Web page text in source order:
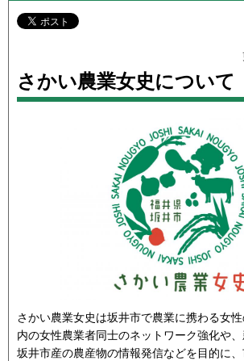
さかい農業女史について
さかい農業女史は坂井市で農業に携わる女
内の女性農業者同士のネットワーク強化や、
坂井市産の農産物の情報発信などを目的に